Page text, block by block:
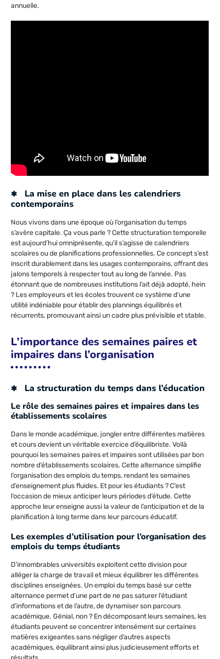
annuelle.
La mise en place dans les calendriers
contemporains
Nous vivons dans une époque où l’organisation du temps
s’avère capitale. Ça vous parle ? Cette structuration temporelle
est aujourd’hui omniprésente, qu’il s’agisse de calendriers
scolaires ou de planifications professionnelles. Ce concept s’est
inscrit durablement dans les usages contemporains, offrant des
jalons temporels à respecter tout au long de l’année. Pas
étonnant que de nombreuses institutions l’ait déjà adopté, hein
? Les employeurs et les écoles trouvent ce système d’une
utilité indéniable pour établir des plannings équilibrés et
récurrents, promouvant ainsi un cadre plus prévisible et stable.
L’importance des semaines paires et
impaires dans l’organisation
La structuration du temps dans l’éducation
Le rôle des semaines paires et impaires dans les
établissements scolaires
Dans le monde académique, jongler entre différentes matières
et cours devient un véritable exercice d’équilibriste. Voilà
pourquoi les semaines paires et impaires sont utilisées par bon
nombre d’établissements scolaires. Cette alternance simplifie
l’organisation des emplois du temps, rendant les semaines
d’enseignement plus fluides. Et pour les étudiants ? C’est
l’occasion de mieux anticiper leurs périodes d’étude. Cette
approche leur enseigne aussi la valeur de l’anticipation et de la
planification à long terme dans leur parcours éducatif.
Les exemples d’utilisation pour l’organisation des
emplois du temps étudiants
D’innombrables universités exploitent cette division pour
alléger la charge de travail et mieux équilibrer les différentes
disciplines enseignées. Un emploi du temps basé sur cette
alternance permet d’une part de ne pas saturer l’étudiant
d’informations et de l’autre, de dynamiser son parcours
académique. Génial, non ? En décomposant leurs semaines, les
étudiants peuvent se concentrer intensément sur certaines
matières exigeantes sans négliger d’autres aspects
académiques, équilibrant ainsi plus judicieusement efforts et